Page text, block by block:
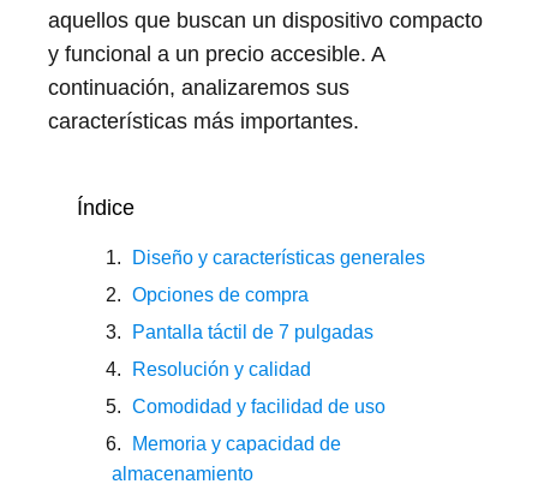
aquellos que buscan un dispositivo compacto
y funcional a un precio accesible. A
continuación, analizaremos sus
características más importantes.
Índice
Diseño y características generales
Opciones de compra
Pantalla táctil de 7 pulgadas
Resolución y calidad
Comodidad y facilidad de uso
Memoria y capacidad de
almacenamiento